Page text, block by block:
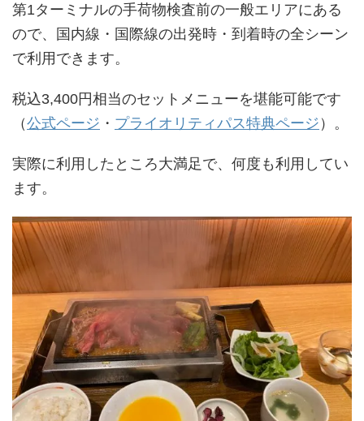
第1ターミナルの手荷物検査前の一般エリアにある
ので、国内線・国際線の出発時・到着時の全シーン
で利用できます。
税込3,400円相当のセットメニューを堪能可能です
（公式ページ ・ プライオリティパス特典ページ ）。
実際に利用したところ大満足で、何度も利用してい
ます。